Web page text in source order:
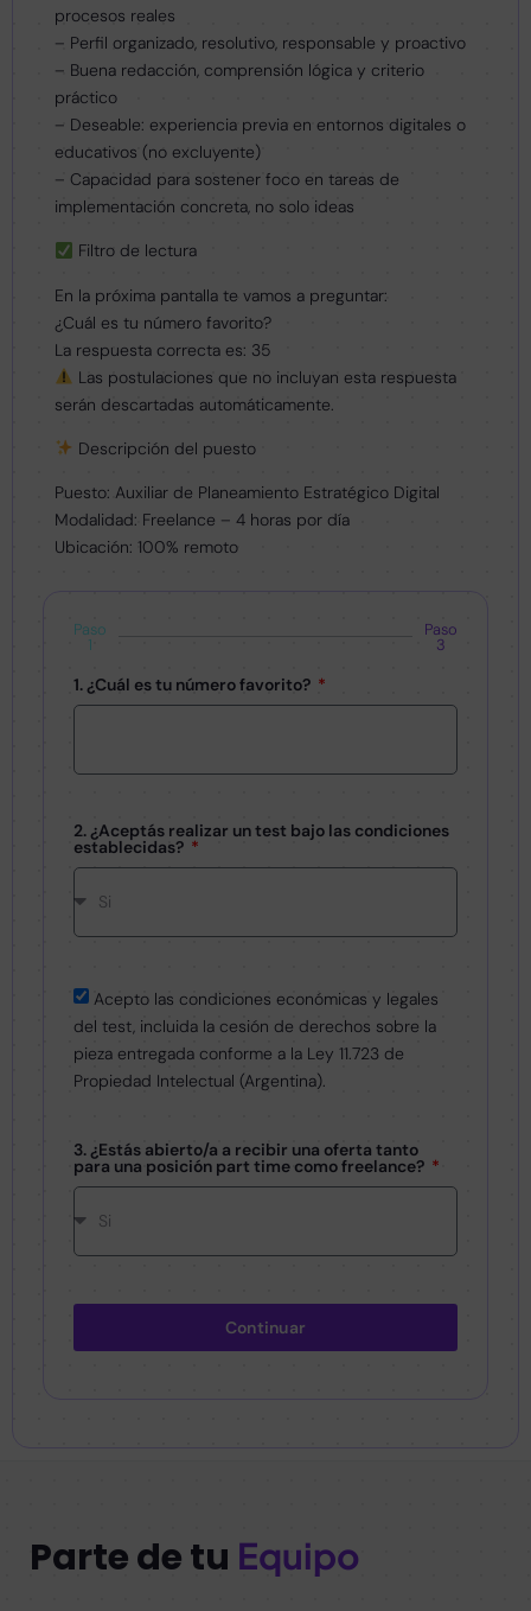
procesos reales
– Perfil organizado, resolutivo, responsable y proactivo
– Buena redacción, comprensión lógica y criterio
práctico
– Deseable: experiencia previa en entornos digitales o
educativos (no excluyente)
– Capacidad para sostener foco en tareas de
implementación concreta, no solo ideas
Filtro de lectura
En la próxima pantalla te vamos a preguntar:
¿Cuál es tu número favorito?
La respuesta correcta es: 35
Las postulaciones que no incluyan esta respuesta
serán descartadas automáticamente.
Descripción del puesto
Puesto: Auxiliar de Planeamiento Estratégico Digital
Modalidad: Freelance – 4 horas por día
Ubicación: 100% remoto
Paso
1
Paso
3
1. ¿Cuál es tu número favorito?
2. ¿Aceptás realizar un test bajo las condiciones
establecidas?
Acepto las condiciones económicas y legales
del test, incluida la cesión de derechos sobre la
pieza entregada conforme a la Ley 11.723 de
Propiedad Intelectual (Argentina).
3. ¿Estás abierto/a a recibir una oferta tanto
para una posición part time como freelance?
Continuar
Parte de tu Equipo